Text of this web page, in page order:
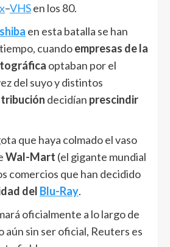
–VHSen los 80.
en esta batalla se han
cuandoempresas de la
optaban por el
del suyo y distintos
decidían prescindir
que haya colmado el vaso
Wal-Mart (el gigante mundial
comercios que han decidido
del Blu-Ray.
oficialmente a lo largo de
aún sin ser oficial, Reuters es